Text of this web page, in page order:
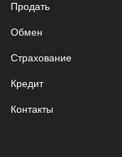
Продать
Обмен
Страхование
Кредит
Контакты